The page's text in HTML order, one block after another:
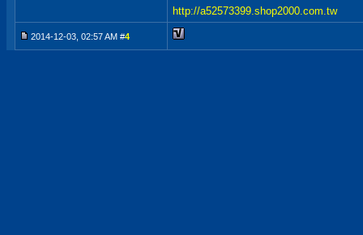
http://a52573399.shop2000.com.tw
2014-12-03, 02:57 AM #4